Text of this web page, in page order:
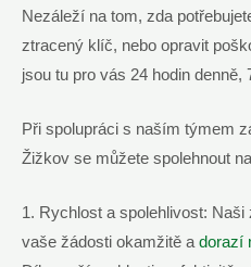
Nezáleží ⁢na ⁢tom, ​zda
⁢ztracený klíč, nebo opravit
jsou tu pro vás 24 hodin​ denně,
Při spolupráci s naším​ týmem
Žižkov‌ se můžete spolehnout‌
1.⁤ Rychlost⁣ a‌ spolehlivost:
vaše‌ žádosti okamžitě⁣ a‍dorazí